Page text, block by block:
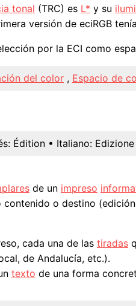
tonal (TRC) es L* y su
versión de eciRGB
por la ECI como
del color , Espacio de
Édition • Italiano: Edizione
de un impreso
o destino
cada una de las tiradas
de Andalucía, etc.).
texto de una forma